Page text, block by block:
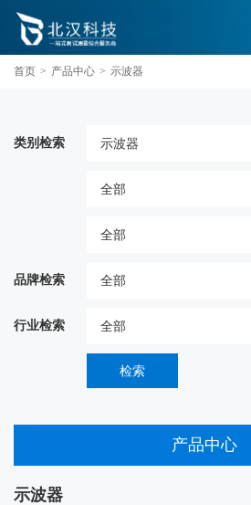
首页 > 产品中心 > 示波器
类别检索
品牌检索
行业检索
检索
产品中心
示波器